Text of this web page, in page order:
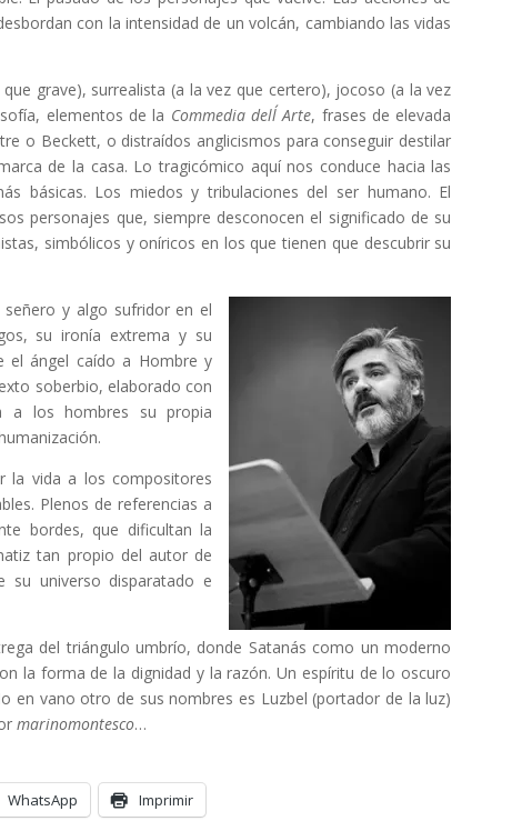
con la intensidad de un volcán, cambiando las vidas
grave), surrealista (a la vez que certero), jocoso (a la vez
elementos de la Commedia dell´ Arte, frases de elevada
o Beckett, o distraídos anglicismos para conseguir destilar
de la casa. Lo tragicómico aquí nos conduce hacia las
básicas. Los miedos y tribulaciones del ser humano. El
personajes que, siempre desconocen el significado de su
simbólicos y oníricos en los que tienen que descubrir su
y algo sufridor en el
su ironía extrema y su
el ángel caído a Hombre y
soberbio, elaborado con
a los hombres su propia
la vida a los compositores
Plenos de referencias a
bordes, que dificultan la
tan propio del autor de
universo disparatado e
del triángulo umbrío, donde Satanás como un moderno
la forma de la dignidad y la razón. Un espíritu de lo oscuro
en vano otro de sus nombres es Luzbel (portador de la luz)
marinomontesco…
WhatsApp Imprimir